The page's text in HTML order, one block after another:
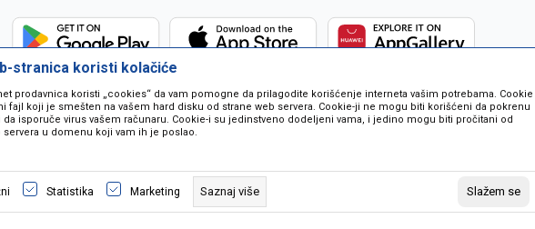
u opisu proizvoda, prikazu slika i samih cijena ali ne možemo garantovati da su sve
dio naše ponude i ne podrazumjeva se da su dostupni u svakom trenutku. Raspoloživost robe
pozivom na broj 067259021.
©2026www.mil-pop.com, IzradaNB SOFT. Sva prava zadržana.
stranica koristi kolačiće
prodavnica koristi „cookies“ da vam pomogne da prilagodite korišćenje interneta vašim potrebama. Cookie
fajl koji je smešten na vašem hard disku od strane web servera. Cookie-ji ne mogu biti korišćeni da pokrenu
da isporuče virus vašem računaru. Cookie-i su jedinstveno dodeljeni vama, i jedino mogu biti pročitani od
servera u domenu koji vam ih je poslao.
Statistika Marketing Saznaj više Slažem se